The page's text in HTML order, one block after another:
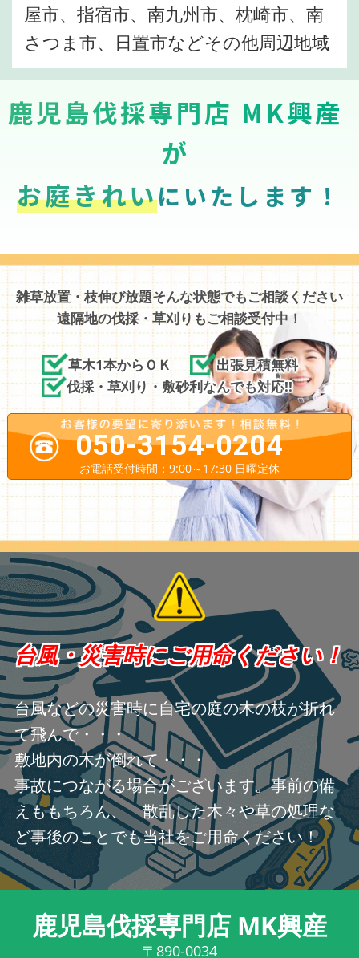
屋市、指宿市、南九州市、枕崎市、南
さつま市、日置市などその他周辺地域
鹿児島伐採専門店 MK興産
が
お庭きれいにいたします！
雑草放置・枝伸び放題そんな状態でもご相談ください
遠隔地の伐採・草刈りもご相談受付中！
草木1本からＯＫ
出張見積無料
伐採・草刈り・敷砂利なんでも対応!!
050-3154-0204
お電話受付時間：9:00～17:30 日曜定休
台風・災害時にご用命ください！
台風などの災害時に自宅の庭の木の枝が折れ
て飛んで・・・
敷地内の木が倒れて・・・
事故につながる場合がございます。事前の備
えももちろん、 散乱した木々や草の処理な
ど事後のことでも当社をご用命ください！
鹿児島伐採専門店 MK興産
〒890-0034